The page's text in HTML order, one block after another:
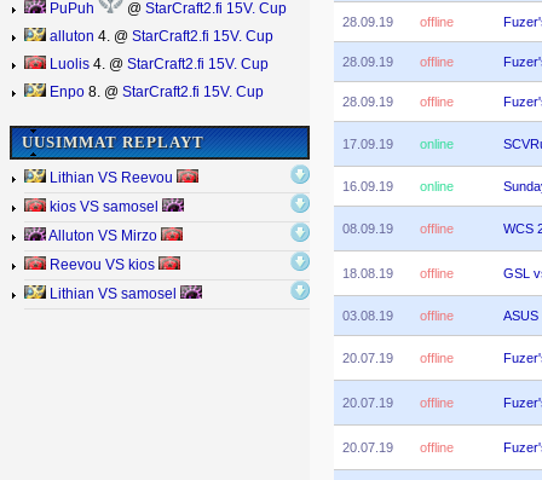
PuPuh @ StarCraft2.fi 15V. Cup
alluton 4. @ StarCraft2.fi 15V. Cup
Luolis 4. @ StarCraft2.fi 15V. Cup
Enpo 8. @ StarCraft2.fi 15V. Cup
UUSIMMAT REPLAYT
Lithian VS Reevou
kios VS samosel
Alluton VS Mirzo
Reevou VS kios
Lithian VS samosel
28.09.19 offline
28.09.19 offline
28.09.19 offline
17.09.19 online
16.09.19 online
08.09.19 offline WCS
18.08.19 offline GSL
03.08.19 offline ASUS
20.07.19 offline
20.07.19 offline
20.07.19 offline